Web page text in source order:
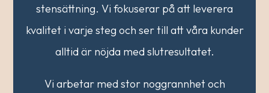
stensättning. Vi fokuserar på att leverera
kvalitet i varje steg och ser till att våra kunder
alltid är nöjda med slutresultatet.
Vi arbetar med stor noggrannhet och